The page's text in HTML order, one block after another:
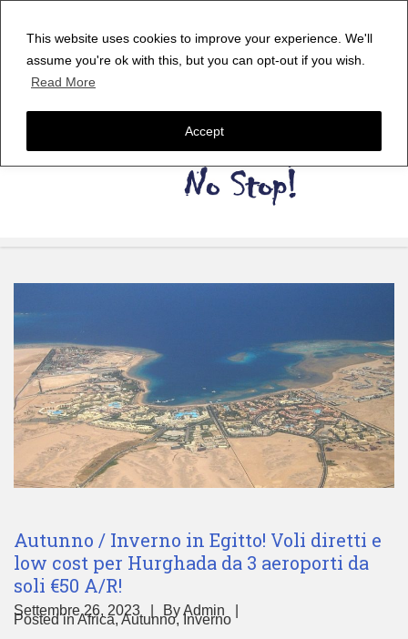
This website uses cookies to improve your experience. We'll
assume you're ok with this, but you can opt-out if you wish.
Read More
Accept
Autunno / Inverno in Egitto! Voli diretti e
low cost per Hurghada da 3 aeroporti da
soli €50 A/R!
Settembre 26, 2023 ByAdmin
Posted inAfrica,Autunno, Inverno